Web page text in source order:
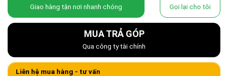
Giao hàng tận nơi nhanh chóng Gọi lại cho tôi
MUA TRẢ GÓP
Qua công ty tài chính
Liên hệ mua hàng - tư vấn